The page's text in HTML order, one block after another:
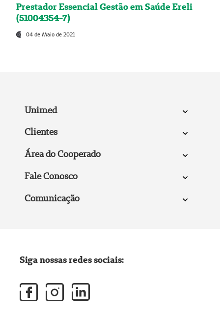
Prestador Essencial Gestão em Saúde Ereli
(51004354-7)
04 de Maio de 2021
Unimed
Clientes
Área do Cooperado
Fale Conosco
Comunicação
Siga nossas redes sociais: